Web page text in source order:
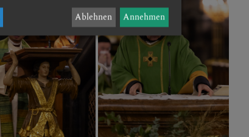
Ablehnen Annehmen